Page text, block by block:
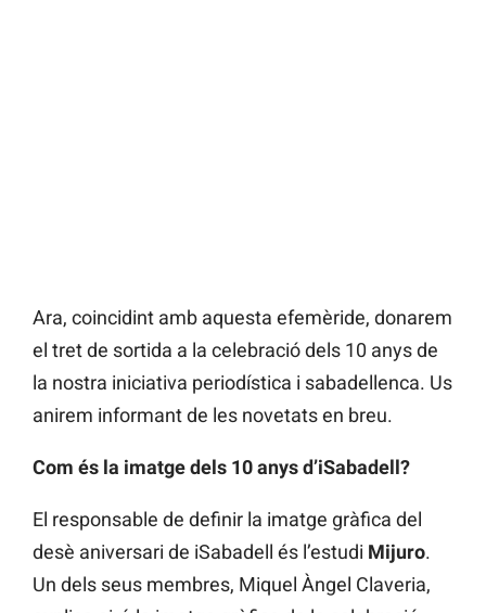
Ara, coincidint amb aquesta efemèride, donarem
el tret de sortida a la celebració dels 10 anys de
la nostra iniciativa periodística i sabadellenca. Us
anirem informant de les novetats en breu.
Com és la imatge dels 10 anys d’iSabadell?
El responsable de definir la imatge gràfica del
desè aniversari de iSabadell és l’estudi Mijuro.
Un dels seus membres, Miquel Àngel Claveria,